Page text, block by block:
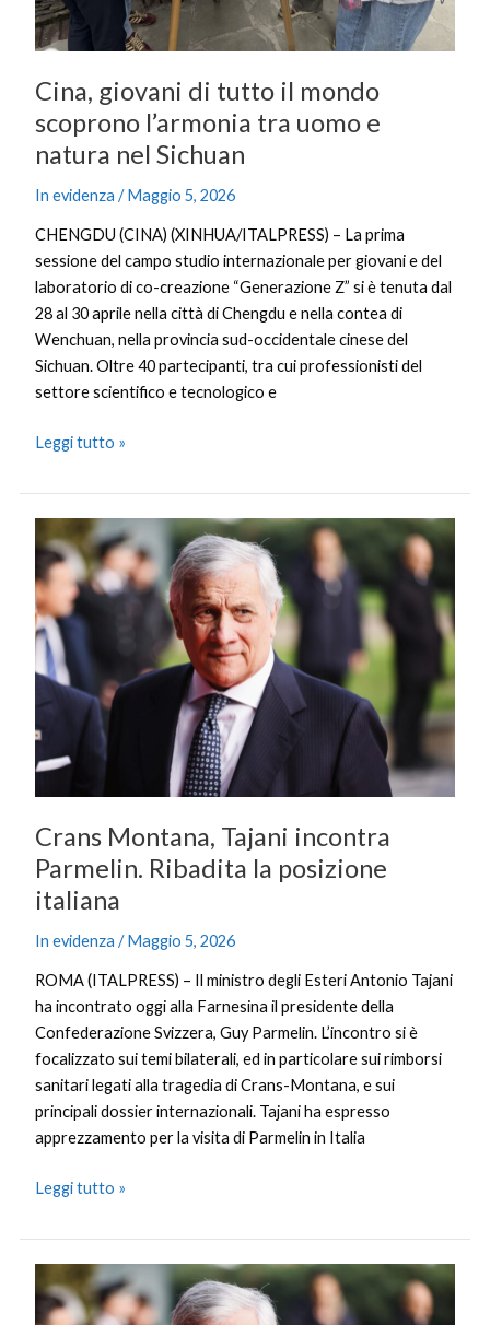
Cina, giovani di tutto il mondo
scoprono l’armonia tra uomo e
natura nel Sichuan
In evidenza /Maggio 5, 2026
CHENGDU (CINA) (XINHUA/ITALPRESS) – La prima
sessione del campo studio internazionale per giovani e del
laboratorio di co-creazione “Generazione Z” si è tenuta dal
28 al 30 aprile nella città di Chengdu e nella contea di
Wenchuan, nella provincia sud-occidentale cinese del
Sichuan. Oltre 40 partecipanti, tra cui professionisti del
settore scientifico e tecnologico e
e
natura
Sichuan
Leggi tutto »
Crans Montana, Tajani incontra
Parmelin. Ribadita la posizione
italiana
In evidenza /Maggio 5, 2026
ROMA (ITALPRESS) – Il ministro degli Esteri Antonio Tajani
ha incontrato oggi alla Farnesina il presidente della
Confederazione Svizzera, Guy Parmelin. L’incontro si è
focalizzato sui temi bilaterali, ed in particolare sui rimborsi
sanitari legati alla tragedia di Crans-Montana, e sui
principali dossier internazionali. Tajani ha espresso
apprezzamento per la visita di Parmelin in Italia
Montana,
Tajani
incontra
Parmelin.
Ribadita
posizione
italiana
Leggi tutto »
Montana,